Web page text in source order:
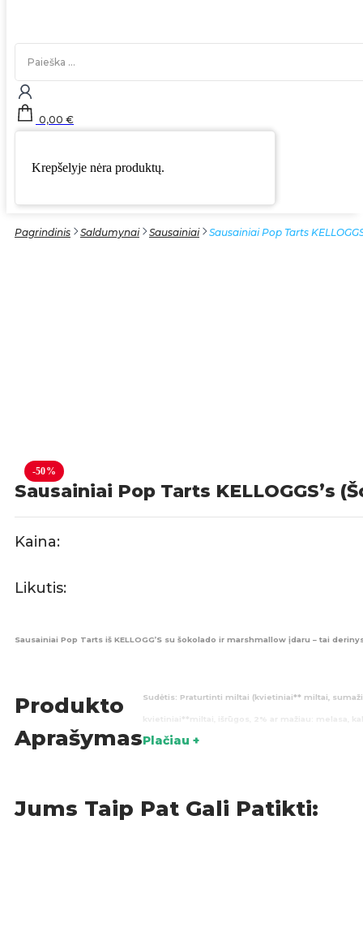
Search
0,00 €
Krepšelyje nėra produktų.
Pagrindinis Saldumynai Sausainiai Sausainiai Pop Tarts
-50%
Sausainiai Pop Tarts KELLOGGS’s
Kaina:
Likutis:
Sausainiai Pop Tarts iš KELLOGG’S su šokolado ir marshmallow įdaru – tai
Produkto
Aprašymas
Sudėtis: Praturtinti miltai (kvietiniai** miltai,
kvietiniai**miltai, išrūgos, 2% ar mažiau: melasa,
modifikuotas kukurūzų** krakmolas, natūralūs ir
Plačiau +
Jums Taip Pat Gali Patikti: